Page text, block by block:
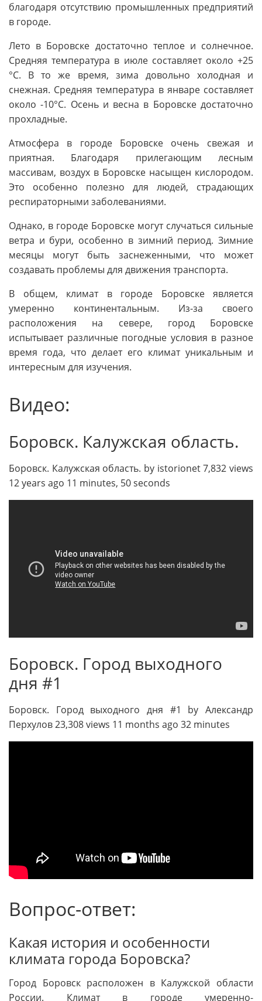
благодаря отсутствию промышленных предприятий
в городе.
Лето в Боровске достаточно теплое и солнечное.
Средняя температура в июле составляет около +25
°C. В то же время, зима довольно холодная и
снежная. Средняя температура в январе составляет
около -10°C. Осень и весна в Боровске достаточно
прохладные.
Атмосфера в городе Боровске очень свежая и
приятная. Благодаря прилегающим лесным
массивам, воздух в Боровске насыщен кислородом.
Это особенно полезно для людей, страдающих
респираторными заболеваниями.
Однако, в городе Боровске могут случаться сильные
ветра и бури, особенно в зимний период. Зимние
месяцы могут быть заснеженными, что может
создавать проблемы для движения транспорта.
В общем, климат в городе Боровске является
умеренно континентальным. Из-за своего
расположения на севере, город Боровске
испытывает различные погодные условия в разное
время года, что делает его климат уникальным и
интересным для изучения.
Видео:
Боровск. Калужская область.
Боровск. Калужская область. by istorionet 7,832 views
12 years ago 11 minutes, 50 seconds
Боровск. Город выходного
дня #1
Боровск. Город выходного дня #1 by Александр
Перхулов 23,308 views 11 months ago 32 minutes
Вопрос-ответ:
Какая история и особенности
климата города Боровска?
Город Боровск расположен в Калужской области
России. Климат в городе умеренно-